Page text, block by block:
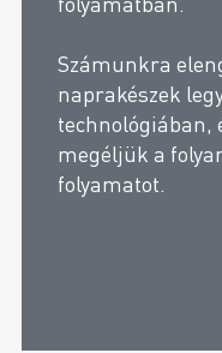
Számunkra
naprakészek
technológiában,
megéljük a
folyamatot.